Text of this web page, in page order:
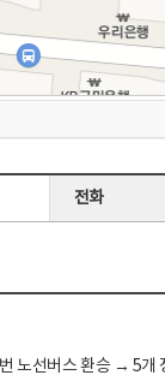
전화
선버스 환승 → 5개